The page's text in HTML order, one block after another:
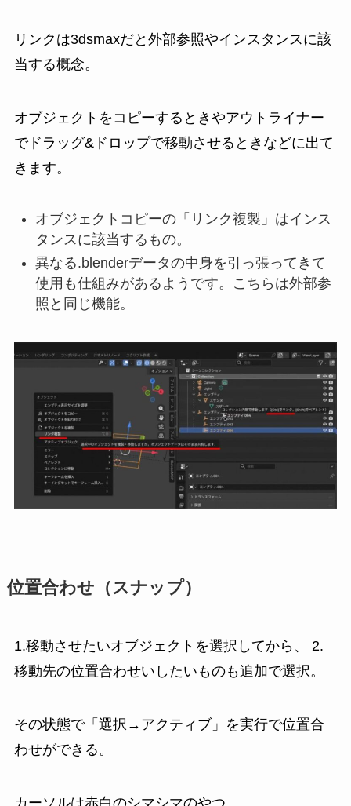
リンクは3dsmaxだと外部参照やインスタンスに該
当する概念。
オブジェクトをコピーするときやアウトライナー
でドラッグ&ドロップで移動させるときなどに出て
きます。
オブジェクトコピーの「リンク複製」はインス
タンスに該当するもの。
異なる.blenderデータの中身を引っ張ってきて
使用も仕組みがあるようです。こちらは外部参
照と同じ機能。
位置合わせ（スナップ）
1.移動させたいオブジェクトを選択してから、 2.
移動先の位置合わせいしたいものも追加で選択。
その状態で「選択→アクティブ」を実行で位置合
わせができる。
カーソルは赤白のシマシマのやつ。